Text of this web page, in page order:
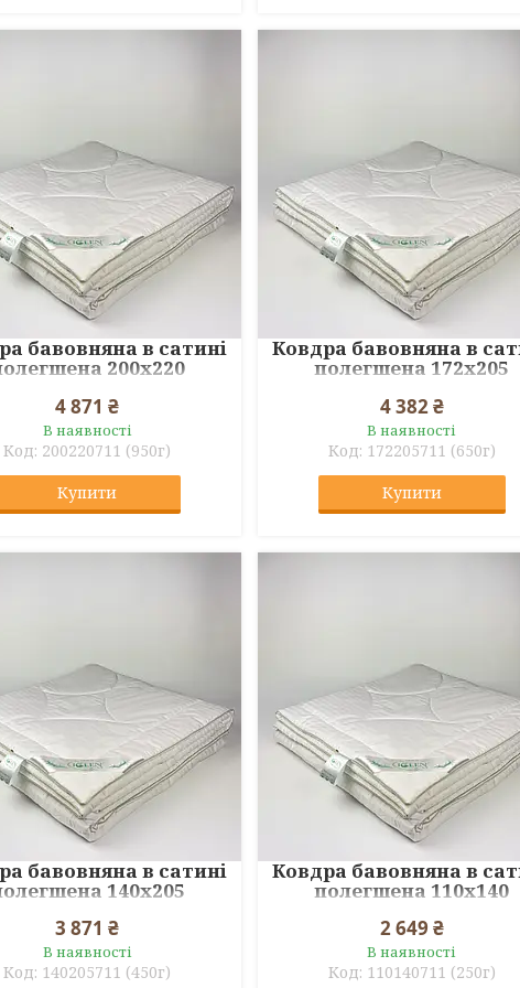
бавовняна в сатині
200x220
4 871 ₴
В наявності
200220711 (950г)
Купити
Ковдра бавовняна в
полегшена 172x205
4 382 ₴
В наявності
172205711 (650г)
Купити
бавовняна в сатині
140x205
3 871 ₴
В наявності
140205711 (450г)
Ковдра бавовняна в
полегшена 110x140
2 649 ₴
В наявності
110140711 (250г)